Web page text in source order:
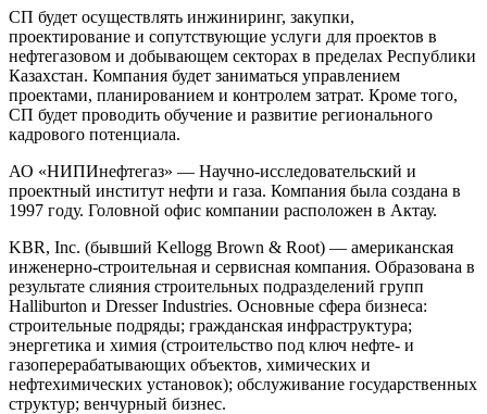
СП будет осуществлять инжиниринг, закупки,
проектирование и сопутствующие услуги для проектов в
нефтегазовом и добывающем секторах в пределах Республики
Казахстан. Компания будет заниматься управлением
проектами, планированием и контролем затрат. Кроме того,
СП будет проводить обучение и развитие регионального
кадрового потенциала.
АО «НИПИнефтегаз» — Научно-исследовательский и
проектный институт нефти и газа. Компания была создана в
1997 году. Головной офис компании расположен в Актау.
KBR, Inc. (бывший Kellogg Brown & Root) — американская
инженерно-строительная и сервисная компания. Образована в
результате слияния строительных подразделений групп
Halliburton и Dresser Industries. Основные сфера бизнеса:
строительные подряды; гражданская инфраструктура;
энергетика и химия (строительство под ключ нефте- и
газоперерабатывающих объектов, химических и
нефтехимических установок); обслуживание государственных
структур; венчурный бизнес.